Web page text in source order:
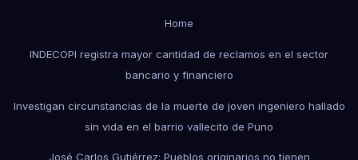
Home
INDECOPI registra mayor cantidad de reclamos en el sector
bancario y financiero
Investigan circunstancias de la muerte de joven ingeniero hallado
sin vida en el barrio vallecito de Puno
José Carlos Gutiérrez: Pueblos originarios no tienen